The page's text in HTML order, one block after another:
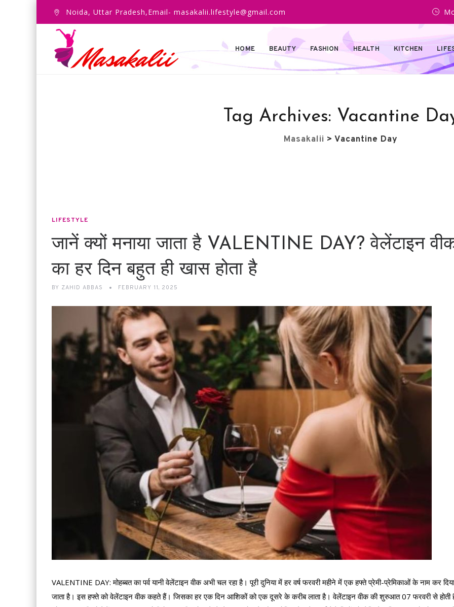
Noida, Uttar Pradesh,Email- masakalii.lifestyle@gmail.com
HOME BEAUTY FASHION HEALTH KITCHEN
Tag Archives: Vacantine
Masakalii > Vacantine Day
LIFESTYLE
जानें क्यों मनाया जाता है VALENTINE DAY? वेलेंटाइन
का हर दिन बहुत ही खास होता है
BY ZAHID ABBAS FEBRUARY 11, 2025
VALENTINE DAY: मोहब्बत का पर्व यानी वेलेंटाइन वीक अभी चल रहा है। पूरी दुनिया में हर वर्ष फरवरी महीने में एक हफ्ते प्रेमी-प्रेमिकाओं के नाम कर दिया
जाता है। इस हफ्ते को वेलेंटाइन वीक कहते हैं। जिसका हर एक दिन आशिकों को एक दूसरे के करीब लाता है। वेलेंटाइन वीक की शुरुआत 07 फरवरी से होती